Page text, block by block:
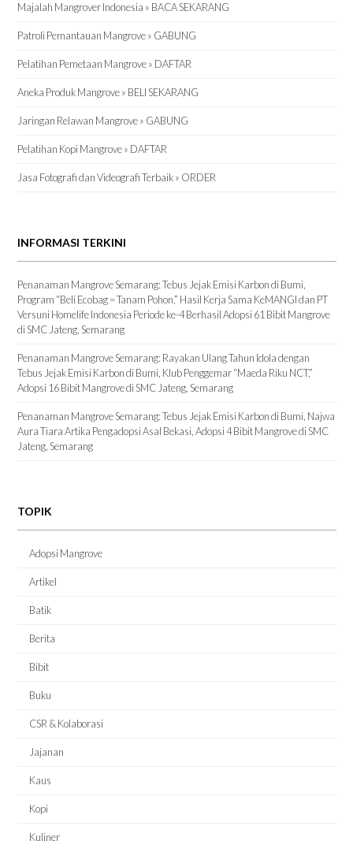
Majalah Mangrover Indonesia » BACA SEKARANG
Patroli Pemantauan Mangrove » GABUNG
Pelatihan Pemetaan Mangrove » DAFTAR
Aneka Produk Mangrove » BELI SEKARANG
Jaringan Relawan Mangrove » GABUNG
Pelatihan Kopi Mangrove » DAFTAR
Jasa Fotografi dan Videografi Terbaik » ORDER
INFORMASI TERKINI
Penanaman Mangrove Semarang: Tebus Jejak Emisi Karbon di Bumi,
Program “Beli Ecobag = Tanam Pohon,” Hasil Kerja Sama KeMANGI dan PT
Versuni Homelife Indonesia Periode ke-4 Berhasil Adopsi 61 Bibit Mangrove
di SMC Jateng, Semarang
Penanaman Mangrove Semarang: Rayakan Ulang Tahun Idola dengan
Tebus Jejak Emisi Karbon di Bumi, Klub Penggemar “Maeda Riku NCT,”
Adopsi 16 Bibit Mangrove di SMC Jateng, Semarang
Penanaman Mangrove Semarang: Tebus Jejak Emisi Karbon di Bumi, Najwa
Aura Tiara Artika Pengadopsi Asal Bekasi, Adopsi 4 Bibit Mangrove di SMC
Jateng, Semarang
TOPIK
Adopsi Mangrove
Artikel
Batik
Berita
Bibit
Buku
CSR & Kolaborasi
Jajanan
Kaus
Kopi
Kuliner